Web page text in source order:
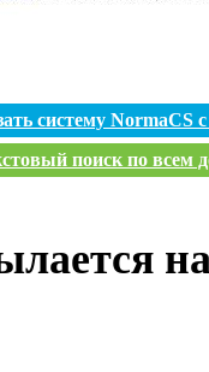
систему
поиск по всем